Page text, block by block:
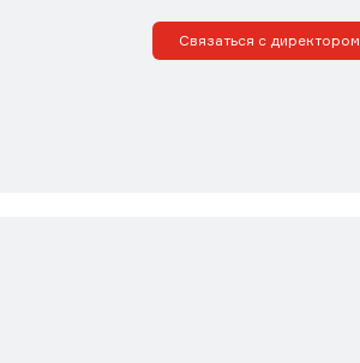
Связаться с директором